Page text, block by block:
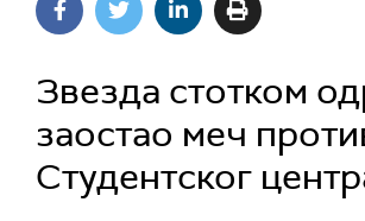
Звезда стотком
заостао меч
Студентског